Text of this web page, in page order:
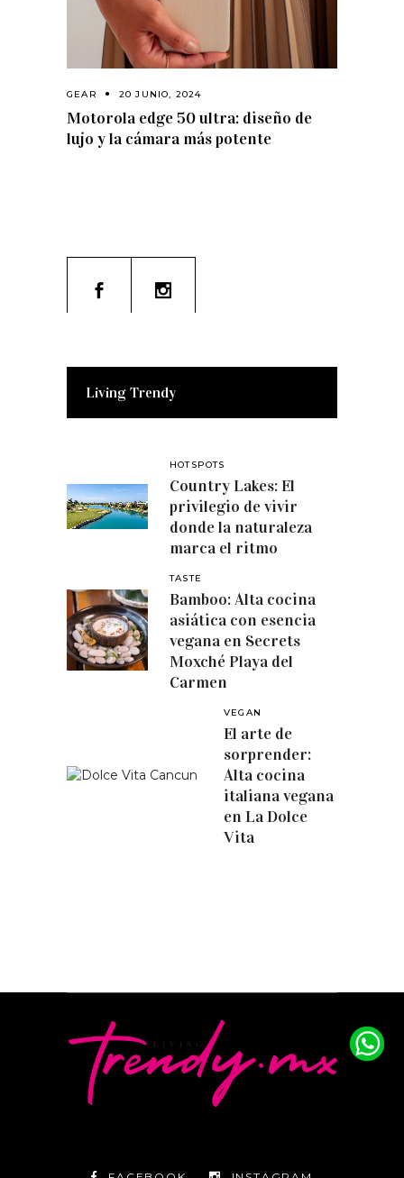
GEAR 20 JUNIO, 2024
Motorola edge 50 ultra: diseño de
lujo y la cámara más potente
Living Trendy
HOTSPOTS
Country Lakes: El
privilegio de vivir
donde la naturaleza
marca el ritmo
TASTE
Bamboo: Alta cocina
asiática con esencia
vegana en Secrets
Moxché Playa del
Carmen
VEGAN
El arte de
sorprender:
Alta cocina
italiana vegana
en La Dolce
Vita